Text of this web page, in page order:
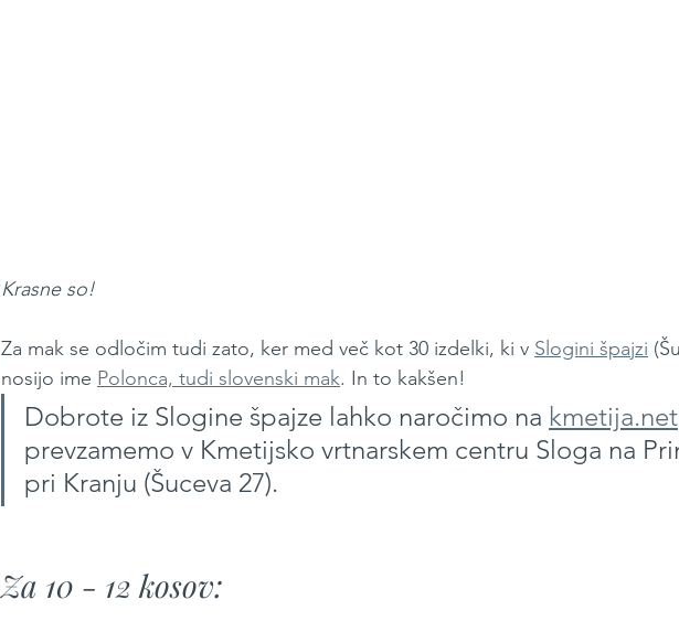
Krasne so!
Za mak se odločim tudi zato, ker med več kot 30 izdelki, ki v Slogini špajzi
nosijo ime Polonca, tudi slovenski mak. In to kakšen!
Dobrote iz Slogine špajze lahko naročimo na kmetija.net
prevzamemo v Kmetijsko vrtnarskem centru Sloga na
pri Kranju (Šuceva 27).
Za 10 - 12 kosov: